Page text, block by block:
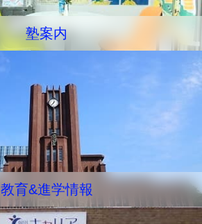
塾案内
教育&進学情報